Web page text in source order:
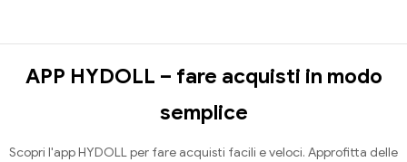
APP HYDOLL – fare acquisti in modo
semplice
Scopri l'app HYDOLL per fare acquisti facili e veloci. Approfitta delle